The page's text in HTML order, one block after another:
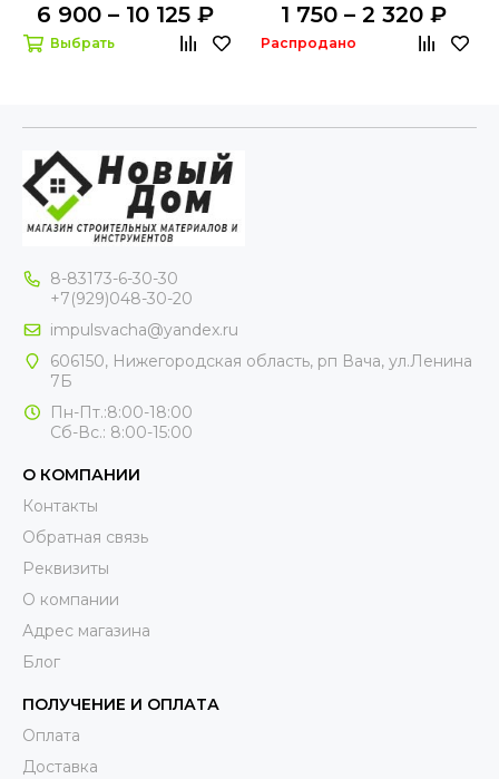
6 900 – 10 125 ₽
Выбрать
1 750 – 2 320 ₽
Распродано
8-83173-6-30-30
+7(929)048-30-20
impulsvacha@yandex.ru
606150, Нижегородская область, рп Вача, ул.Ленина
7Б
Пн-Пт.:8:00-18:00
Сб-Вс.: 8:00-15:00
О КОМПАНИИ
Контакты
Обратная связь
Реквизиты
О компании
Адрес магазина
Блог
ПОЛУЧЕНИЕ И ОПЛАТА
Оплата
Доставка